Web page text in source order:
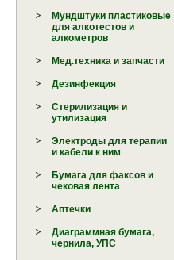
Мундштуки пластиковые
для алкотестов и
алкометров
Мед.техника и запчасти
Дезинфекция
Стерилизация и
утилизация
Электроды для терапии
и кабели к ним
Бумага для факсов и
чековая лента
Аптечки
Диаграммная бумага,
чернила, УПС